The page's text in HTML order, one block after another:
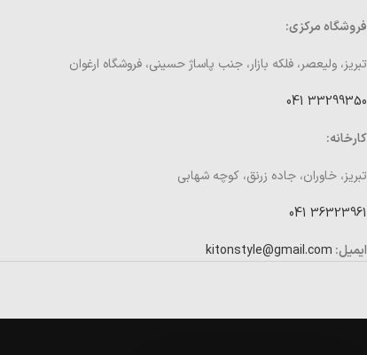
فروشگاه مرکزی:
تبریز، ولیعصر، فلکه بازار، جنب پاساژ حسینی، فروشگاه ارغوان
33299350 041
کارخانه:
تبریز، خاوران، جاده زرنق، کوچه شهابی
36323961 041
ایمیل: kitonstyle@gmail.com